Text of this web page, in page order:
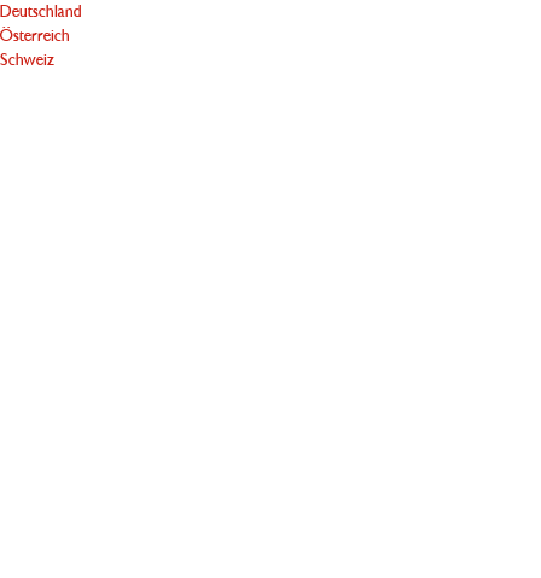
Deutschland
Österreich
Schweiz